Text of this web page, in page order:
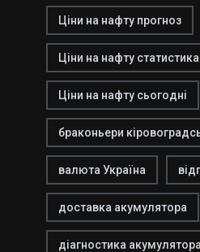
Ціни на нафту прогноз
Ціни на нафту статистика
Ціни на нафту сьогодні
браконьери
валюта Україна
доставка акумулятора
діагностика акумулятора